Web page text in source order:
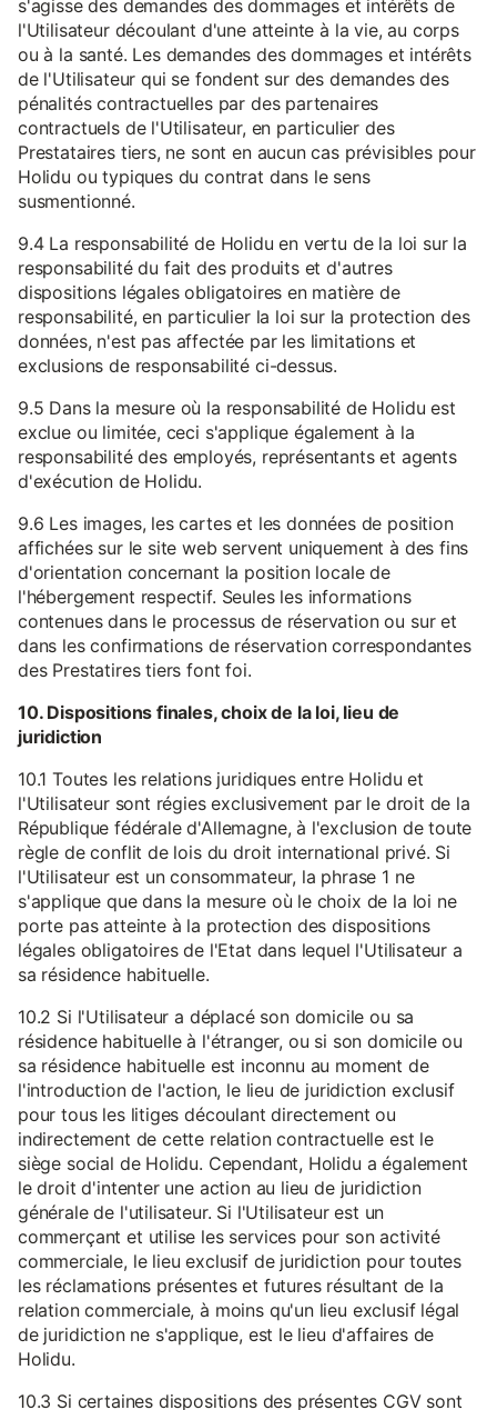
s'agisse des demandes des dommages et intérêts de
l'Utilisateur découlant d'une atteinte à la vie, au corps
ou à la santé. Les demandes des dommages et intérêts
de l'Utilisateur qui se fondent sur des demandes des
pénalités contractuelles par des partenaires
contractuels de l'Utilisateur, en particulier des
Prestataires tiers, ne sont en aucun cas prévisibles pour
Holidu ou typiques du contrat dans le sens
susmentionné.
9.4 La responsabilité de Holidu en vertu de la loi sur la
responsabilité du fait des produits et d'autres
dispositions légales obligatoires en matière de
responsabilité, en particulier la loi sur la protection des
données, n'est pas affectée par les limitations et
exclusions de responsabilité ci-dessus.
9.5 Dans la mesure où la responsabilité de Holidu est
exclue ou limitée, ceci s'applique également à la
responsabilité des employés, représentants et agents
d'exécution de Holidu.
9.6 Les images, les cartes et les données de position
affichées sur le site web servent uniquement à des fins
d'orientation concernant la position locale de
l'hébergement respectif. Seules les informations
contenues dans le processus de réservation ou sur et
dans les confirmations de réservation correspondantes
des Prestatires tiers font foi.
10. Dispositions finales, choix de la loi, lieu de
juridiction
10.1 Toutes les relations juridiques entre Holidu et
l'Utilisateur sont régies exclusivement par le droit de la
République fédérale d'Allemagne, à l'exclusion de toute
règle de conflit de lois du droit international privé. Si
l'Utilisateur est un consommateur, la phrase 1 ne
s'applique que dans la mesure où le choix de la loi ne
porte pas atteinte à la protection des dispositions
légales obligatoires de l'Etat dans lequel l'Utilisateur a
sa résidence habituelle.
10.2 Si l'Utilisateur a déplacé son domicile ou sa
résidence habituelle à l'étranger, ou si son domicile ou
sa résidence habituelle est inconnu au moment de
l'introduction de l'action, le lieu de juridiction exclusif
pour tous les litiges découlant directement ou
indirectement de cette relation contractuelle est le
siège social de Holidu. Cependant, Holidu a également
le droit d'intenter une action au lieu de juridiction
générale de l'utilisateur. Si l'Utilisateur est un
commerçant et utilise les services pour son activité
commerciale, le lieu exclusif de juridiction pour toutes
les réclamations présentes et futures résultant de la
relation commerciale, à moins qu'un lieu exclusif légal
de juridiction ne s'applique, est le lieu d'affaires de
Holidu.
10.3 Si certaines dispositions des présentes CGV sont